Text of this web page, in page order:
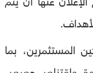
المستثمرين، بما